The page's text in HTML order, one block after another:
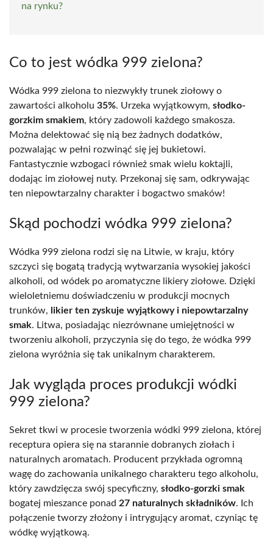
na rynku?
Co to jest wódka 999 zielona?
Wódka 999 zielona to niezwykły trunek ziołowy o
zawartości alkoholu 35%. Urzeka wyjątkowym, słodko-
gorzkim smakiem, który zadowoli każdego smakosza.
Można delektować się nią bez żadnych dodatków,
pozwalając w pełni rozwinąć się jej bukietowi.
Fantastycznie wzbogaci również smak wielu koktajli,
dodając im ziołowej nuty. Przekonaj się sam, odkrywając
ten niepowtarzalny charakter i bogactwo smaków!
Skąd pochodzi wódka 999 zielona?
Wódka 999 zielona rodzi się na Litwie, w kraju, który
szczyci się bogatą tradycją wytwarzania wysokiej jakości
alkoholi, od wódek po aromatyczne likiery ziołowe. Dzięki
wieloletniemu doświadczeniu w produkcji mocnych
trunków, likier ten zyskuje wyjątkowy i niepowtarzalny
smak. Litwa, posiadając niezrównane umiejętności w
tworzeniu alkoholi, przyczynia się do tego, że wódka 999
zielona wyróżnia się tak unikalnym charakterem.
Jak wygląda proces produkcji wódki
999 zielona?
Sekret tkwi w procesie tworzenia wódki 999 zielona, której
receptura opiera się na starannie dobranych ziołach i
naturalnych aromatach. Producent przykłada ogromną
wagę do zachowania unikalnego charakteru tego alkoholu,
który zawdzięcza swój specyficzny, słodko-gorzki smak
bogatej mieszance ponad 27 naturalnych składników. Ich
połączenie tworzy złożony i intrygujący aromat, czyniąc tę
wódkę wyjątkową.